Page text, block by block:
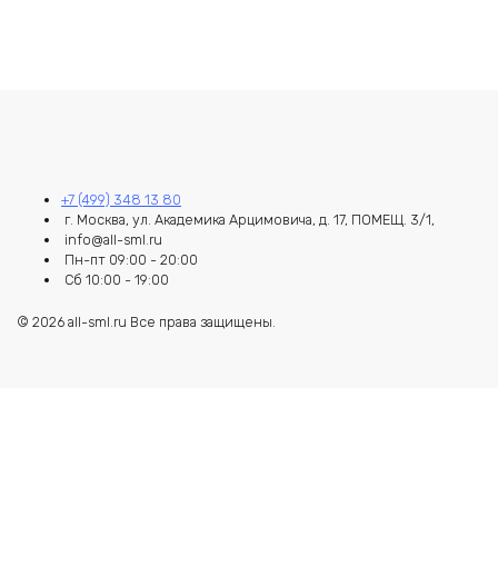
+7 (499) 348 13 80
г. Москва, ул. Академика Арцимовича, д. 17, ПОМЕЩ. 3/1,
info@all-sml.ru
Пн-пт 09:00 - 20:00
Сб 10:00 - 19:00
© 2026 all-sml.ru Все права защищены.